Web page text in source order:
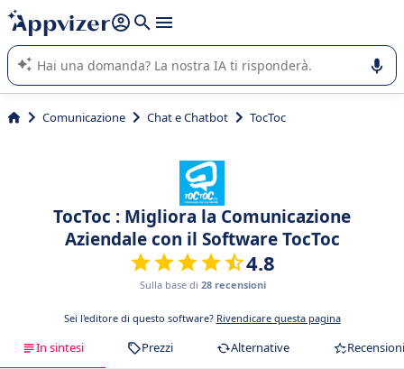
righe con
shift + enter
L'IA di Appvizer vi guida nell'utilizzo o nella scelta di un
software SaaS per la vostra azienda.
Comunicazione Chat e Chatbot TocToc
TocToc : Migliora la Comunicazione
Aziendale con il Software TocToc
4.8
Sulla base di 28 recensioni
Sei l'editore di questo software? Rivendicare questa pagina
In sintesi Prezzi Alternative Recensioni